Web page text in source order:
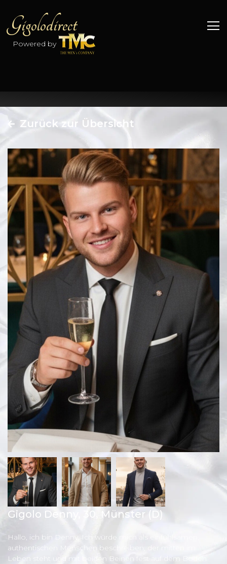
Gigolodirect
Powered by
Zurück zur Übersicht
Gigolo Denny, 30 , Münster (D)
Hallo, ich bin Denny. Ich würde mich als einfühlsamen,
authentischen Menschen beschreiben, der mitten im
Leben steht und mit beiden Beinen fest auf dem Boden